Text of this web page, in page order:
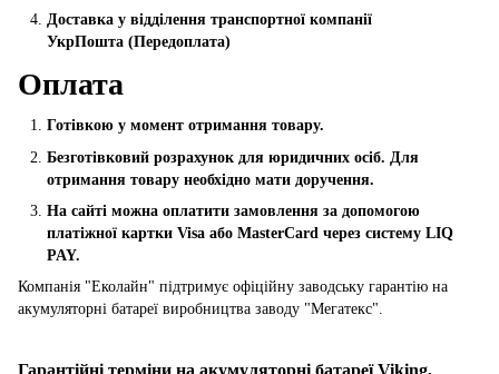
Доставка у відділення транспортної компанії
УкрПошта (Пeредоплата)
Оплата
Готівкою у момент отримання товару.
Безготівковий розрахунок для юридичних осіб. Для
отримання товару необхідно мати доручення.
На сайті можна оплатити замовлення за допомогою
платіжної картки Visa або MasterCard через систему LIQ
PAY.
Компанія "Еколайн" підтримує офіційну заводську гарантію на
акумуляторні батареї виробництва заводу "Мегатекс".